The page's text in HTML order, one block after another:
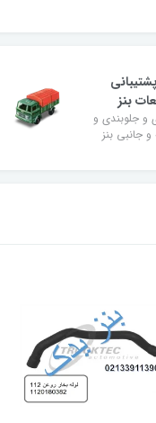
بنز
و جلوبندی و
جانبی بنز